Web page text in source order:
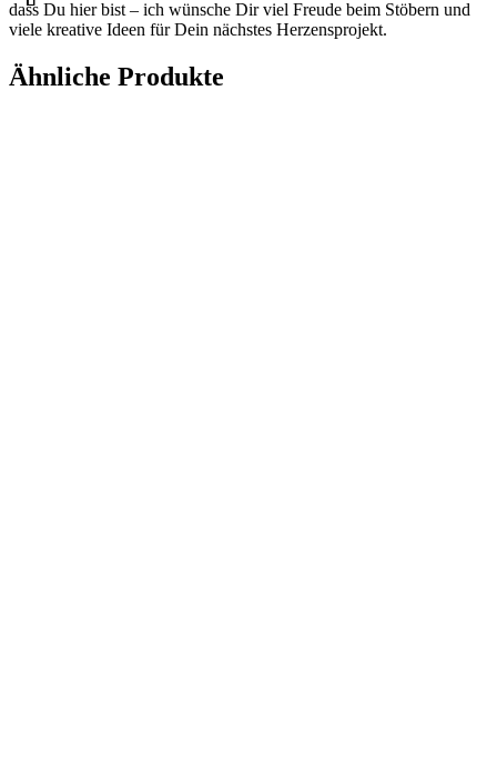
dass Du hier bist – ich wünsche Dir viel Freude beim Stöbern und
viele kreative Ideen für Dein nächstes Herzensprojekt.
Ähnliche Produkte